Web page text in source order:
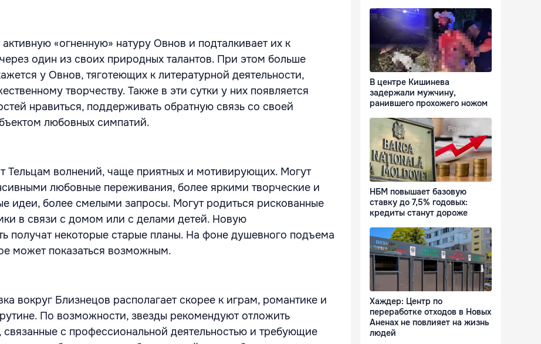
«огненную» натуру Овнов и подталкивает их к
один из своих природных талантов. При этом больше
у Овнов, тяготеющих к литературной деятельности,
творчеству. Также в эти сутки у них появляется
нравиться, поддерживать обратную связь со своей
любовных симпатий.
Тельцам волнений, чаще приятных и мотивирующих. Могут
любовные переживания, более яркими творческие и
идеи, более смелыми запросы. Могут родиться рискованные
в связи с домом или с делами детей. Новую
получат некоторые старые планы. На фоне душевного подъема
может показаться возможным.
вокруг Близнецов располагает скорее к играм, романтике и
По возможности, звезды рекомендуют отложить
связанные с профессиональной деятельностью и требующие
В центре Кишинева
задержали мужчину,
ранившего прохожего ножом
НБМ повышает базовую
ставку до 7,5% годовых:
кредиты станут дороже
Хаждер: Центр по
переработке отходов в Новых
Аненах не повлияет на жизнь
людей